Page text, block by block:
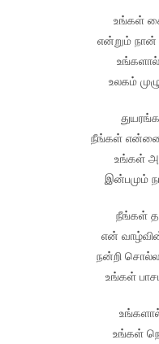
உங்கள்
என்றும் நான்
உலகம்
நீங்கள் என்னை
உங்கள்
இன்பமும்
நீங்கள்
என்
நன்றி
உங்கள்
உங்கள்